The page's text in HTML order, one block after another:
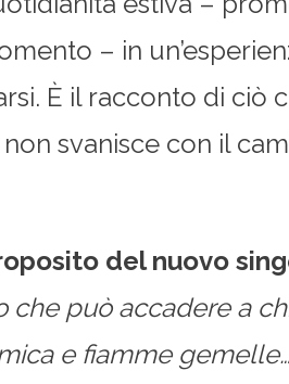
– in
È il racconto di ciò
svanisce con il
del nuovo
può accadere a
e fiamme